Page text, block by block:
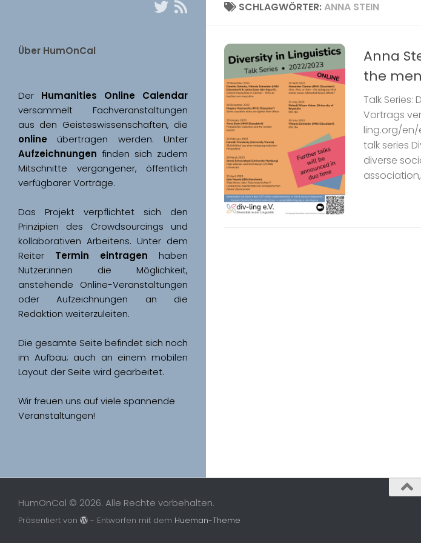
SCHLAGWÖRTER:ANNA STEIN
Anna
the
Talk Series:
Vortrags
ling.org/
talk series
diverse
Über HumOnCal
Der
versammelt Fachveranstaltungen
online
Aufzeichnungen finden sich zudem
Mitschnitte vergangener, öffentlich
Das Projekt verpflichtet sich den
Prinzipien des Crowdsourcings und
kollaborativen Arbeitens. Unter dem
Reiter Termin eintragen haben
Nutzer:innen die Möglichkeit,
anstehende Online-Veranstaltungen
oder Aufzeichnungen an die
Redaktion weiterzuleiten.
Die gesamte Seite befindet sich noch
im Aufbau; auch an einem mobilen
Wir freuen uns auf viele spannende
Veranstaltungen!
HumOnCal © 2026. Alle Rechte vorbehalten.
Präsentiert von - Entworfen mit dem Hueman-Theme